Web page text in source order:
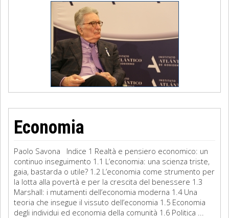
Economia
Paolo Savona Indice 1 Realtà e pensiero economico: un
continuo inseguimento 1.1 L’economia: una scienza triste,
gaia, bastarda o utile? 1.2 L’economia come strumento per
la lotta alla povertà e per la crescita del benessere 1.3
Marshall: i mutamenti dell’economia moderna 1.4 Una
teoria che insegue il vissuto dell’economia 1.5 Economia
degli individui ed economia della comunità 1.6 Politica ...